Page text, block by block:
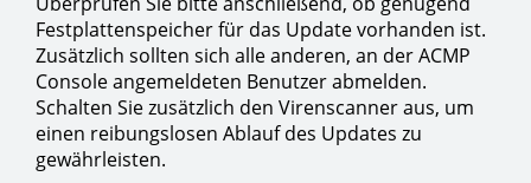
Festplattenspeicher für das Update vorhanden ist.
Zusätzlich sollten sich alle anderen, an der ACMP
Console angemeldeten Benutzer abmelden.
Schalten Sie zusätzlich den Virenscanner aus, um
einen reibungslosen Ablauf des Updates zu
gewährleisten.